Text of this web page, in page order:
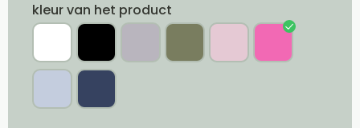
kleur van het product